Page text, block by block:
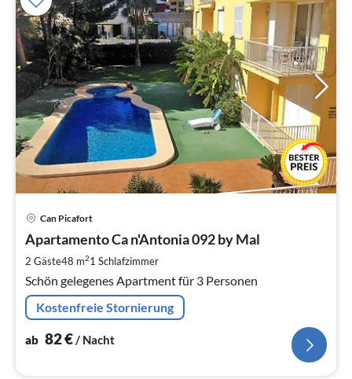
Can Picafort
Apartamento Ca n'Antonia 092 by Mal
2 Gäste48 m21 Schlafzimmer
Schön gelegenes Apartment für 3 Personen
Kostenfreie Stornierung
ab 82€/ Nacht